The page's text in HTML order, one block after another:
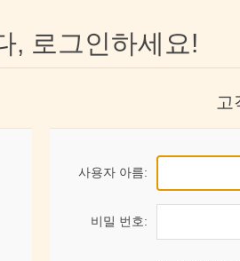
, 로그인하세요!
고
사용자 아름:
비밀 번호: